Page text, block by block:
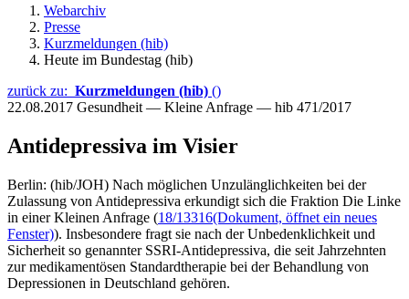
Webarchiv
Presse
Kurzmeldungen (hib)
Heute im Bundestag (hib)
zurück zu: Kurzmeldungen (hib) ()
22.08.2017 Gesundheit — Kleine Anfrage — hib 471/2017
Antidepressiva im Visier
Berlin: (hib/JOH) Nach möglichen Unzulänglichkeiten bei der
Zulassung von Antidepressiva erkundigt sich die Fraktion Die Linke
in einer Kleinen Anfrage (18/13316(Dokument, öffnet ein neues
Fenster)). Insbesondere fragt sie nach der Unbedenklichkeit und
Sicherheit so genannter SSRI-Antidepressiva, die seit Jahrzehnten
zur medikamentösen Standardtherapie bei der Behandlung von
Depressionen in Deutschland gehören.